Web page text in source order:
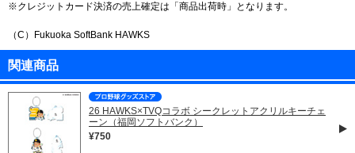
※クレジットカード決済の売上確定は「商品出荷時」となります。
（C）Fukuoka SoftBank HAWKS
関連商品
26 HAWKS×TVQコラボ シークレットアクリルキーチェ
ーン（福岡ソフトバンク）
¥750